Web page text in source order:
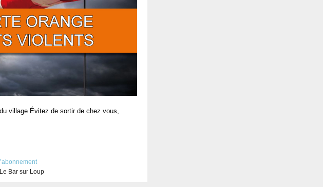
village Évitez de sortir de chez vous,
Bar sur Loup